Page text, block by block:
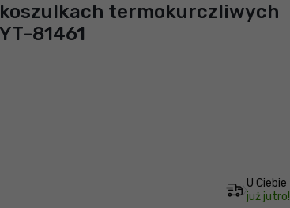
termokurczliwych
81461
U Ciebie
już jutro!